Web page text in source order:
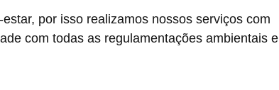
por isso realizamos nossos serviços com
com todas as regulamentações ambientais e